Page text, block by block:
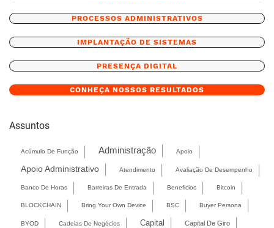
PROCESSOS ADMINISTRATIVOS
IMPLANTAÇÃO DE SISTEMAS
PRESENÇA DIGITAL
CONHEÇA NOSSOS RESULTADOS
Assuntos
Acúmulo De Função Administração Apoio
Apoio Administrativo Atendimento Avaliação De Desempenho
Banco De Horas Barreiras De Entrada Beneficios Bitcoin
BLOCKCHAIN Bring Your Own Device BSC Buyer Persona
BYOD Cadeias De Negócios Capital Capital De Giro